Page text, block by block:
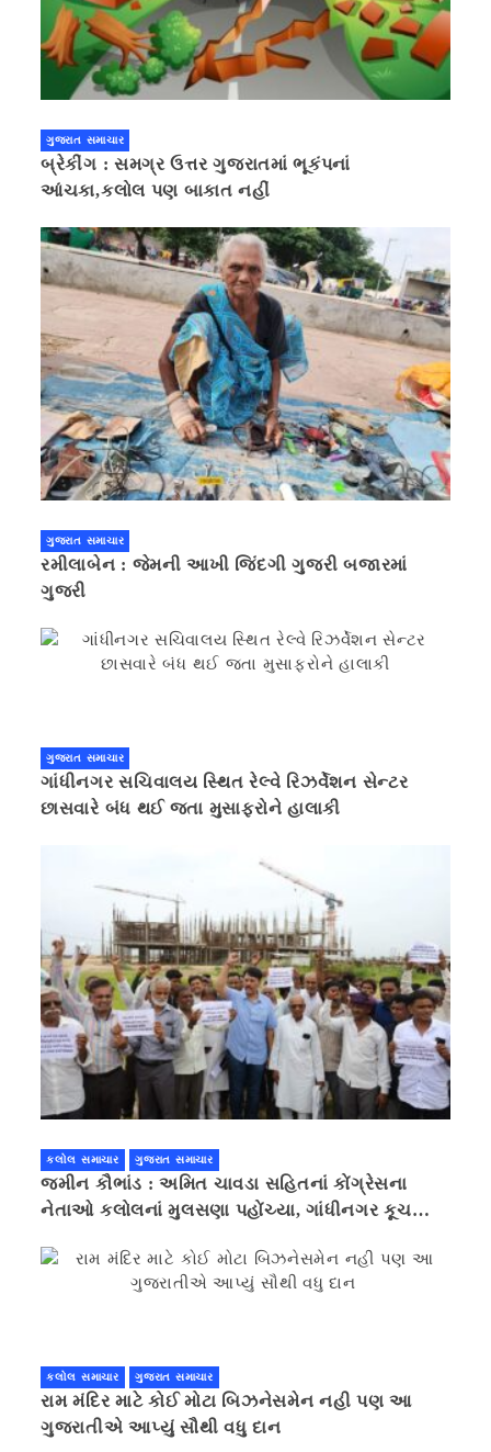
ગુજરાત સમાચાર
બ્રેકીંગ : સમગ્ર ઉત્તર ગુજરાતમાં ભૂકંપનાં
આંચકા,કલોલ પણ બાકાત નહીં
ગુજરાત સમાચાર
રમીલાબેન : જેમની આખી જિંદગી ગુજરી બજારમાં
ગુજરી
ગુજરાત સમાચાર
ગાંધીનગર સચિવાલય સ્થિત રેલ્વે રિઝર્વેશન સેન્ટર
છાસવારે બંધ થઈ જતા મુસાફરોને હાલાકી
કલોલ સમાચાર ગુજરાત સમાચાર
જમીન કૌભાંડ : અમિત ચાવડા સહિતનાં કોંગ્રેસના
નેતાઓ કલોલનાં મુલસણા પહોંચ્યા, ગાંધીનગર કૂચ
કલોલ સમાચાર ગુજરાત સમાચાર
રામ મંદિર માટે કોઈ મોટા બિઝનેસમેન નહી પણ આ
ગુજરાતીએ આપ્યું સૌથી વધુ દાન